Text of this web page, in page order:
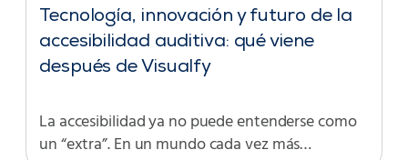
Tecnología, innovación y futuro de la
accesibilidad auditiva: qué viene
después de Visualfy
La accesibilidad ya no puede entenderse como
un “extra”. En un mundo cada vez más…